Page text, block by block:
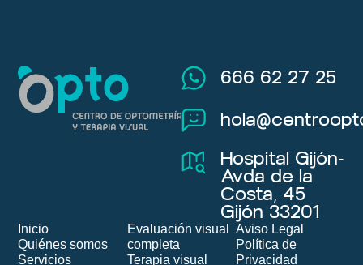
666 62 27 25
Hospital Gijón-
Avda de la
Costa, 45
Gijón 33201
Inicio
Quiénes somos
Servicios
Evaluación visual
completa
Terapia visual
Aviso Legal
Política de
Privacidad